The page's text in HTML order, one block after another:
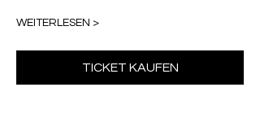
WEITERLESEN >
TICKET KAUFEN